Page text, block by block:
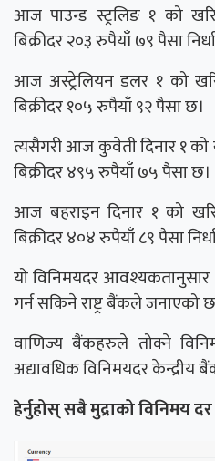
आज पाउन्ड स्ट्रलिङ १ को
बिक्रीदर २०३ रुपैयाँ ७९ पैसा
आज अस्ट्रेलियन डलर १ को
बिक्रीदर १०५ रुपैयाँ ९२ पैसा छ।
त्यसैगरी आज कुवेती दिनार १
बिक्रीदर ४९५ रुपैयाँ ७५ पैसा छ।
आज बहराइन दिनार १ को
बिक्रीदर ४०४ रुपैयाँ ८९ पैसा
यो विनिमयदर
गर्न सकिने राष्ट्र बैंकले जनाएको
वाणिज्य बैंकहरुले तोक्ने
अद्यावधिक विनिमयदर
हेर्नुहोस् सबै मुद्राको विनिमय दर